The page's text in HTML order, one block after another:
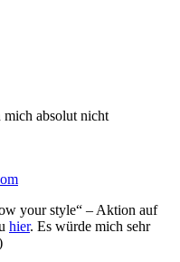
absolut nicht
your style“ – Aktion auf
hier. Es würde mich sehr